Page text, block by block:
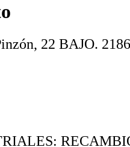
22 BAJO.